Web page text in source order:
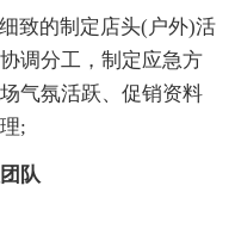
的制定店头(户外)活
调分工，制定应急方
气氛活跃、促销资料
;
队